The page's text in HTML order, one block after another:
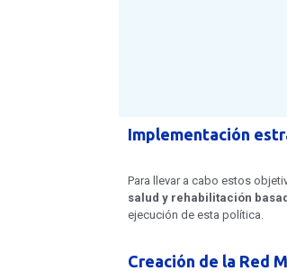
Implementación
Para llevar a cabo estos
salud y rehabilitación
ejecución de esta política.
Creación de la Red